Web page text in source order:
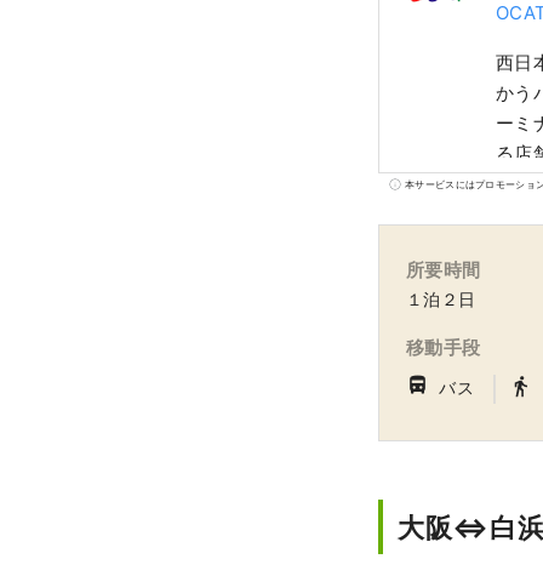
西日
かう
ーミ
る店
てい
本サービスにはプロモーショ
所要時間
１泊２日
移動手段
directions_bus_filled
バス directions_walk
大阪⇔白浜